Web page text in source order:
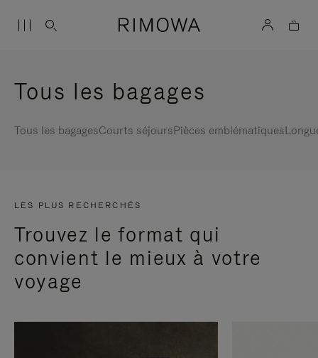
Tous les bagages
Tous les bagagesCourts séjoursPièces emblématiques
LES PLUS RECHERCHÉS
Trouvez le format qui
convient le mieux à votre
voyage